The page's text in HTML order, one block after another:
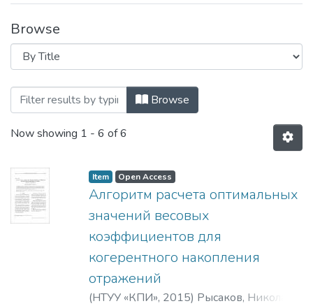
Browse
Browsing Известия высших учебных
Browse
Now showing 1 - 6 of 6
Item Open Access
Алгоритм расчета оптимальных
значений весовых
коэффициентов для
когерентного накопления
отражений
(НТУУ «КПИ», 2015) Рысаков, Николай